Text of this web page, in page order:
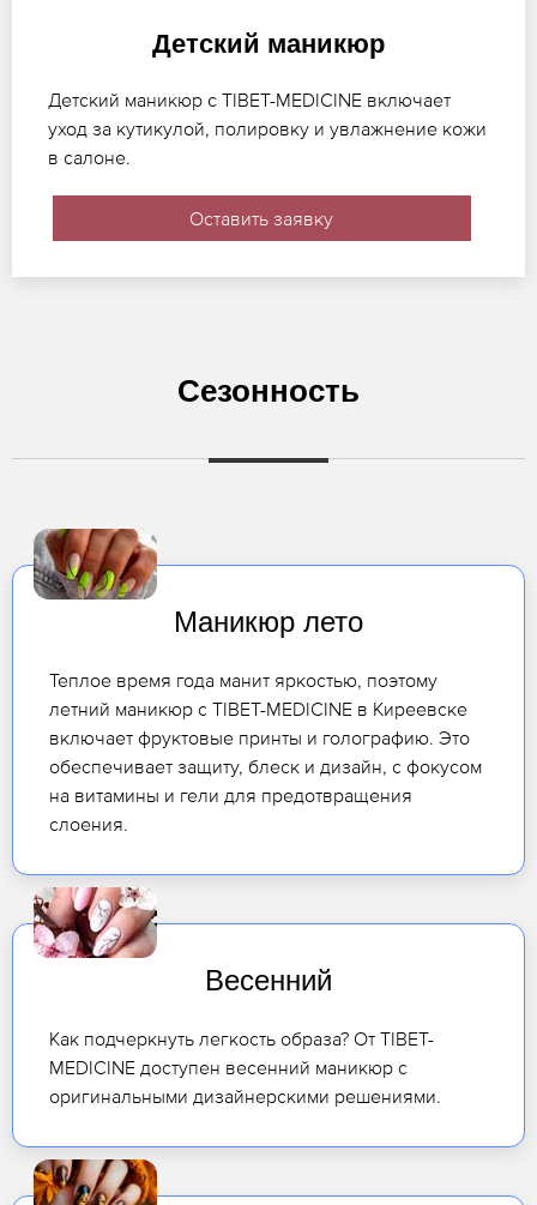
Детский маникюр
Детский маникюр с TIBET-MEDICINE включает
уход за кутикулой, полировку и увлажнение кожи
в салоне.
Оставить заявку
Сезонность
Маникюр лето
Теплое время года манит яркостью, поэтому
летний маникюр с TIBET-MEDICINE в Киреевске
включает фруктовые принты и голографию. Это
обеспечивает защиту, блеск и дизайн, с фокусом
на витамины и гели для предотвращения
слоения.
Весенний
Как подчеркнуть легкость образа? От TIBET-
MEDICINE доступен весенний маникюр с
оригинальными дизайнерскими решениями.